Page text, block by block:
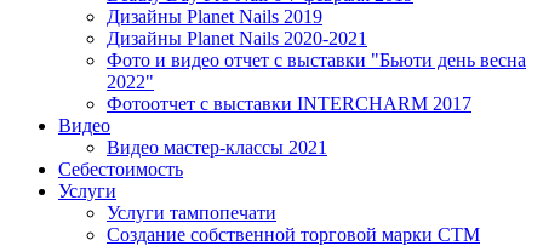
Дизайны Planet Nails 2019
Дизайны Planet Nails 2020-2021
Фото и видео отчет с выставки "Бьюти день весна
2022"
Фотоотчет с выставки INTERCHARM 2017
Видео
Видео мастер-классы 2021
Себестоимость
Услуги
Услуги тампопечати
Создание собственной торговой марки СТМ